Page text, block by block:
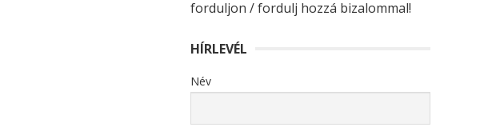
forduljon / fordulj hozzá bizalommal!
HÍRLEVÉL
Név